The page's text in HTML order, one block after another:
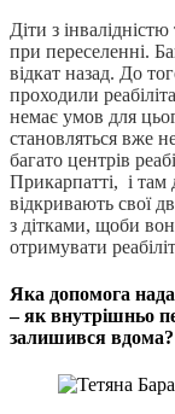
Діти з
при переселенні.
відкат назад. До
проходили
немає умов для
становляться вже
багато центрів
Прикарпатті, і
відкривають свої
з дітками, щоби
отримувати
Яка допомога
– як внутрішньо
залишився